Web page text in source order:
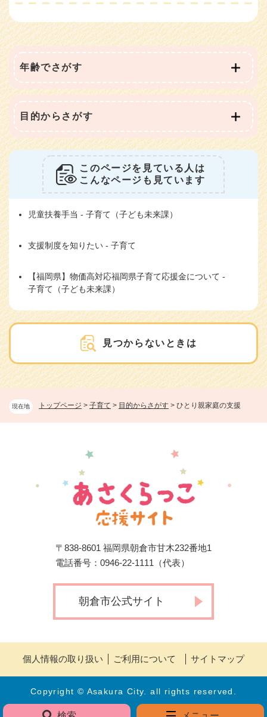
現在地 トップページ > 子育て > 目的からさがす > ひとり親家庭の支援
年齢でさがす
目的からさがす
このページを見ている人は
こんなページも見ています
児童扶養手当 - 子育て（子ども未来課）
支援制度を知りたい - 子育て
【福岡県】物価高対応福岡県子育て応援金について -
子育て（子ども未来課）
見つからないときは
〒838-8601 福岡県朝倉市甘木232番地1
電話番号：0946-22-1111（代表）
朝倉市公式サイト
個人情報の取り扱い ご利用について サイトマップ
Copyright © Asakura City. all rights reserved.